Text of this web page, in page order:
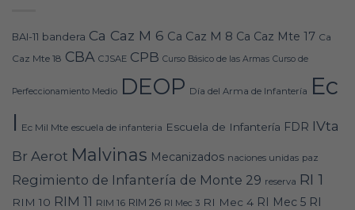
BAI-11 bandera Ca Caz M 6 Ca Caz M 8 Ca Caz Mte 17 Ca
Caz Mte 18 CBA CJSAE CPB Curso Básico de las Armas Curso de
Perfeccionamiento Medio DEOP Día del Arma de Infantería Ec
I Ec Mil Mte escuela de infanteria Escuela de Infantería FDR IVta
Br Aerot Malvinas Mecanizados naciones unidas paz
Regimiento de Infantería de Monte 29 reserva RI 1
RIM 10 RIM 11 RIM 16 RIM 26 RI Mec 3 RI Mec 4 RI Mec 5 RI